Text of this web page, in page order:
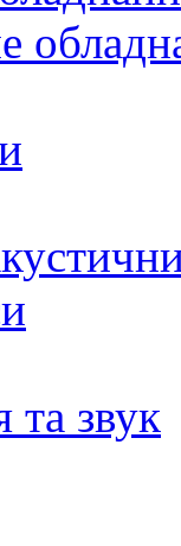
звук